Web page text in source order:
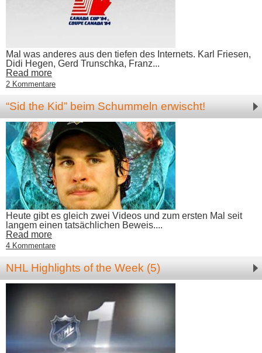
Mal was anderes aus den tiefen des Internets. Karl Friesen,
Didi Hegen, Gerd Trunschka, Franz...
Read more
2 Kommentare
“Sid the Kid” beim Schummeln erwischt!
Heute gibt es gleich zwei Videos und zum ersten Mal seit
langem einen tatsächlichen Beweis....
Read more
4 Kommentare
NHL Highlights of the Week (5)